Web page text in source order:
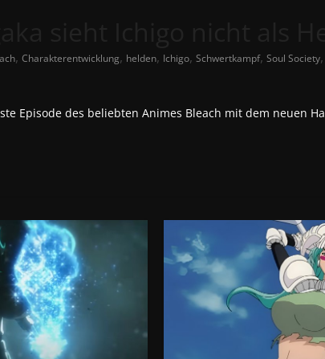
, Charakterentwicklung, helden, Ichigo, Schwertkampf, Soul Society,
Episode des beliebten Animes Bleach mit dem neuen